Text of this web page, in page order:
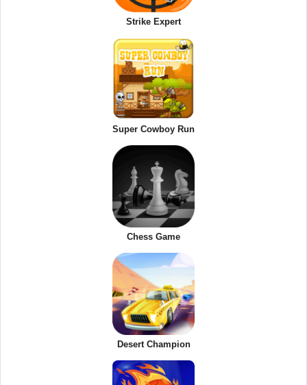
Strike Expert
Super Cowboy Run
Chess Game
Desert Champion